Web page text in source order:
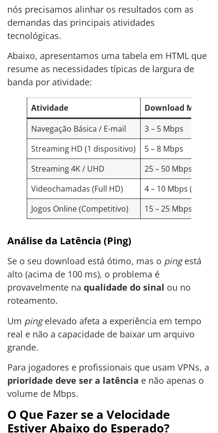
nós precisamos alinhar os resultados com as
demandas das principais atividades
tecnológicas.
Abaixo, apresentamos uma tabela em HTML que
resume as necessidades típicas de largura de
banda por atividade:
Atividade
Download Mínimo
Navegação Básica / E-mail
3 – 5 Mbps
Streaming HD (1 dispositivo)
5 – 8 Mbps
Streaming 4K / UHD
25 – 50 Mbps
Videochamadas (Full HD)
4 – 10 Mbps
Jogos Online (Competitivo)
15 – 25 Mbps
Análise da Latência (Ping)
Se o seu download está ótimo, mas o pingestá
alto (acima de 100 ms), o problema é
provavelmente na qualidade do sinal ou no
roteamento.
Um pingelevado afeta a experiência em tempo
real e não a capacidade de baixar um arquivo
grande.
Para jogadores e profissionais que usam VPNs, a
prioridade deve ser a latência e não apenas o
volume de Mbps.
O Que Fazer se a Velocidade
Estiver Abaixo do Esperado?